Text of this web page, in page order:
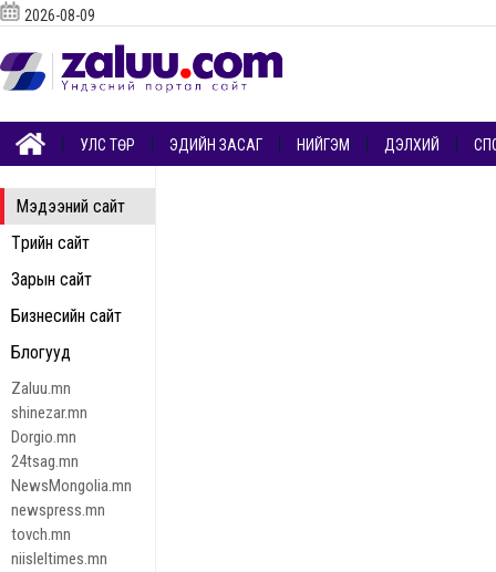
Мэдээний сайт
Төрийн сайт
Зарын сайт
Бизнесийн сайт
Блогууд
Zaluu.mn
shinezar.mn
Dorgio.mn
24tsag.mn
NewsMongolia.mn
newspress.mn
tovch.mn
niisleltimes.mn
2026-08-09
УЛС ТӨР ЭДИЙН ЗАСАГ НИЙГЭМ ДЭЛХИЙ